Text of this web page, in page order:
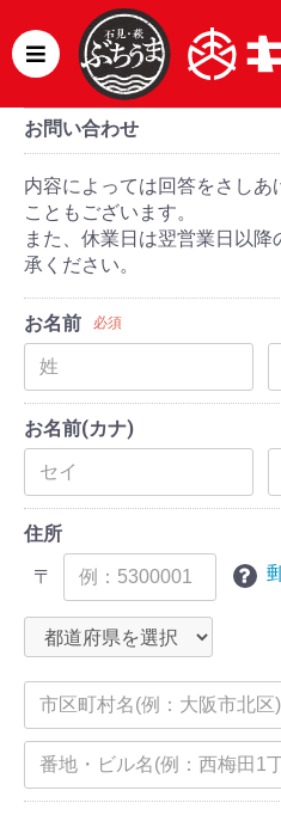
お問い合わせ
内容によっては回答をさしあ
こともございます。
また、休業日は翌営業日以
承ください。
お名前 必須
お名前(カナ)
住所
〒